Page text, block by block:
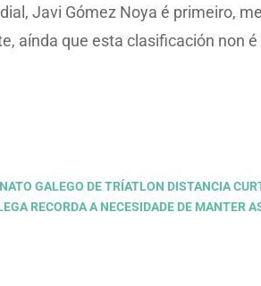
Javi Gómez Noya é primeiro,
aínda que esta clasificación non
GALEGO DE TRÍATLON DISTANCIA
RECORDA A NECESIDADE DE MANTER